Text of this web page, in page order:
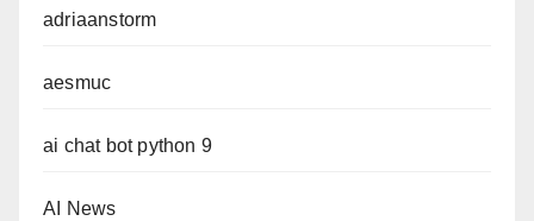
adriaanstorm
aesmuc
ai chat bot python 9
AI News